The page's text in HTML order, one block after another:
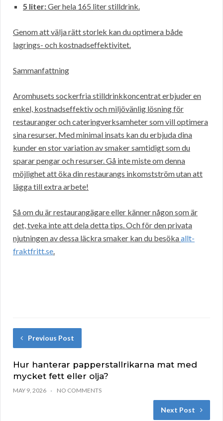
5 liter:Ger hela 165 liter stilldrink.
Genom att välja rätt storlek kan du optimera både
lagrings- och kostnadseffektivitet.
Sammanfattning
Aromhusets sockerfria stilldrinkkoncentrat erbjuder en
enkel, kostnadseffektiv och miljövänlig lösning för
restauranger och cateringverksamheter som vill optimera
sina resurser. Med minimal insats kan du erbjuda dina
kunder en stor variation av smaker samtidigt som du
sparar pengar och resurser. Gå inte miste om denna
möjlighet att öka din restaurangs inkomstström utan att
lägga till extra arbete!
Så om du är restaurangägare eller känner någon som är
det, tveka inte att dela detta tips. Och för den privata
njutningen av dessa läckra smaker kan du besökaallt-
fraktfritt.se.
Previous Post
Hur hanterar papperstallrikarna mat med
mycket fett eller olja?
MAY 9, 2026 NO COMMENTS
Next Post